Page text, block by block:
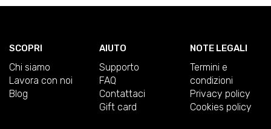
SCOPRI
Chi siamo
Lavora con noi
Blog
AIUTO
Supporto
FAQ
Contattaci
Gift card
NOTE LEGALI
Termini e
condizioni
Privacy policy
Cookies policy